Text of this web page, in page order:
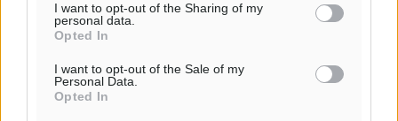
I want to opt-out of the Sharing of my
personal data.
Opted In
I want to opt-out of the Sale of my
Personal Data.
Opted In
καμμία προειδοποίηση. Χρήστες που δεν τηρούν τους
όρους χρήσης αποκλείονται.
Προσθέστε ένα σχόλιο